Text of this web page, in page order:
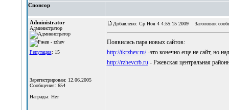
Спонсор
Administrator
Администратор
Репутация: 15
Зарегистрирован: 12.06.2005
Сообщения: 654
Награды: Нет
Добавлено: Ср Ноя 4 4:55:15 2009 Заголовок
Появилась пара новых сайтов:
http://tkrzhev.ru/-это конечно еще не сайт, но
http://rzhevcrb.ru- Ржевская центральная